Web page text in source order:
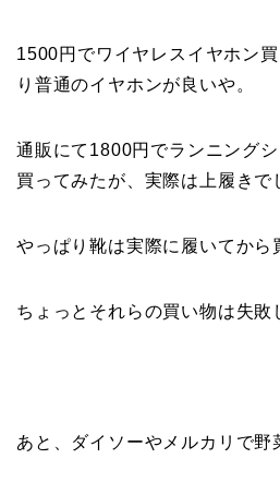
1500円でワイヤレスイヤホン
り普通のイヤホンが良いや。
通販にて1800円でランニング
買ってみたが、実際は上履きで
やっぱり靴は実際に履いてから
ちょっとそれらの買い物は失敗
あと、ダイソーやメルカリで野